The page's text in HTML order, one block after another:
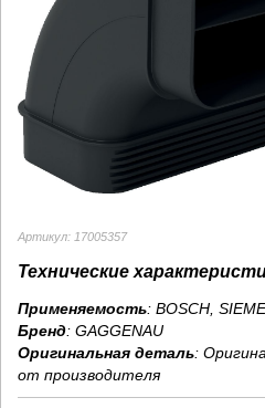
Артикул: 17005357
Технические
Применяемость: BOSCH,
Бренд: GAGGENAU
Оригинальная деталь:
от производителя